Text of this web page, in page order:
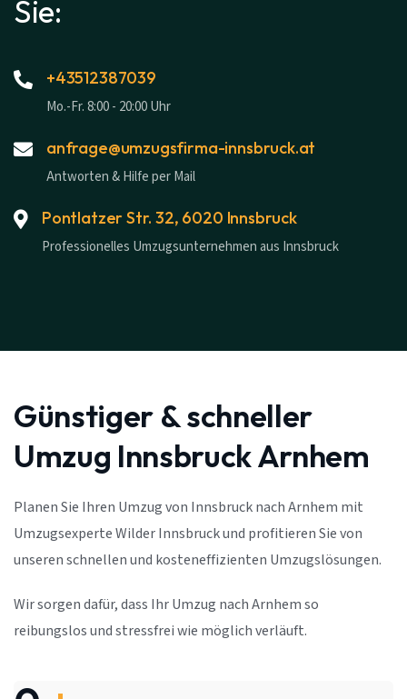
Sie:
+43512387039
Mo.-Fr. 8:00 - 20:00 Uhr
anfrage@umzugsfirma-innsbruck.at
Antworten & Hilfe per Mail
Pontlatzer Str. 32, 6020 Innsbruck
Professionelles Umzugsunternehmen aus Innsbruck
Günstiger & schneller
Umzug Innsbruck Arnhem
Planen Sie Ihren Umzug von Innsbruck nach Arnhem mit
Umzugsexperte Wilder Innsbruck und profitieren Sie von
unseren schnellen und kosteneffizienten Umzugslösungen.
Wir sorgen dafür, dass Ihr Umzug nach Arnhem so
reibungslos und stressfrei wie möglich verläuft.